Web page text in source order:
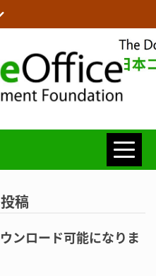
ーム
稿
ンロード可能になりま